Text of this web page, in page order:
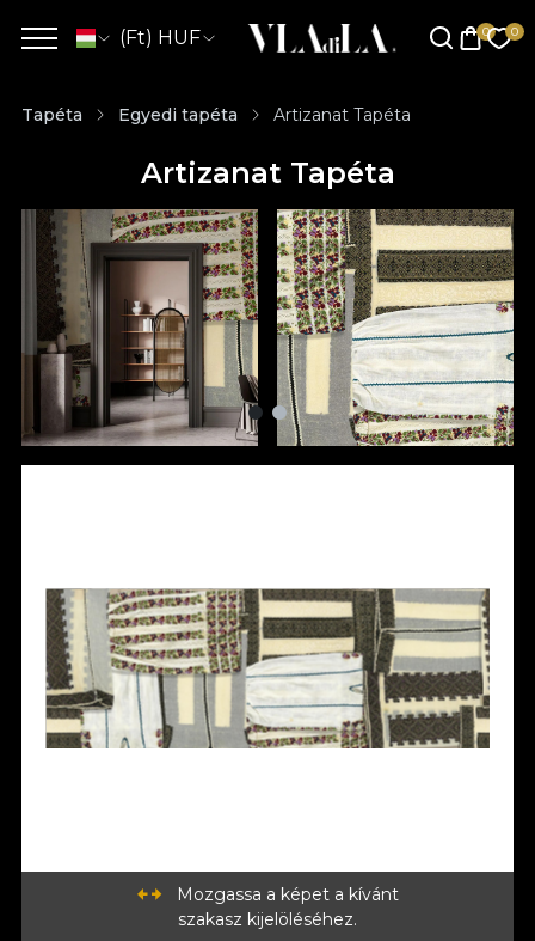
(Ft) HUF
Tapéta Egyedi tapéta Artizanat Tapéta
Artizanat Tapéta
Mozgassa a képet a kívánt
szakasz kijelöléséhez.